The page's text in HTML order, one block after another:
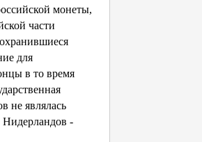
монеты,
части
для
в то время
не являлась
Нидерландов -